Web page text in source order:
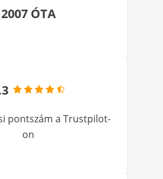
2007 ÓTA
pontszám a Trustpilot-
on